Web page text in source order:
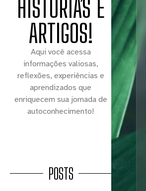
HISTÓRIAS E
ARTIGOS!
Aqui você acessa
informações valiosas,
reflexões, experiências e
aprendizados que
enriquecem sua jornada de
autoconhecimento!
POSTS